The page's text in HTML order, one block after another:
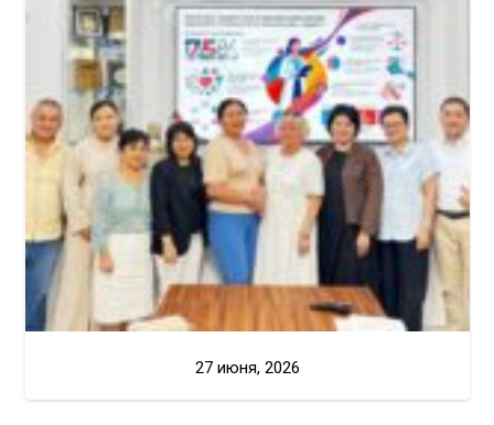
27 июня, 2026